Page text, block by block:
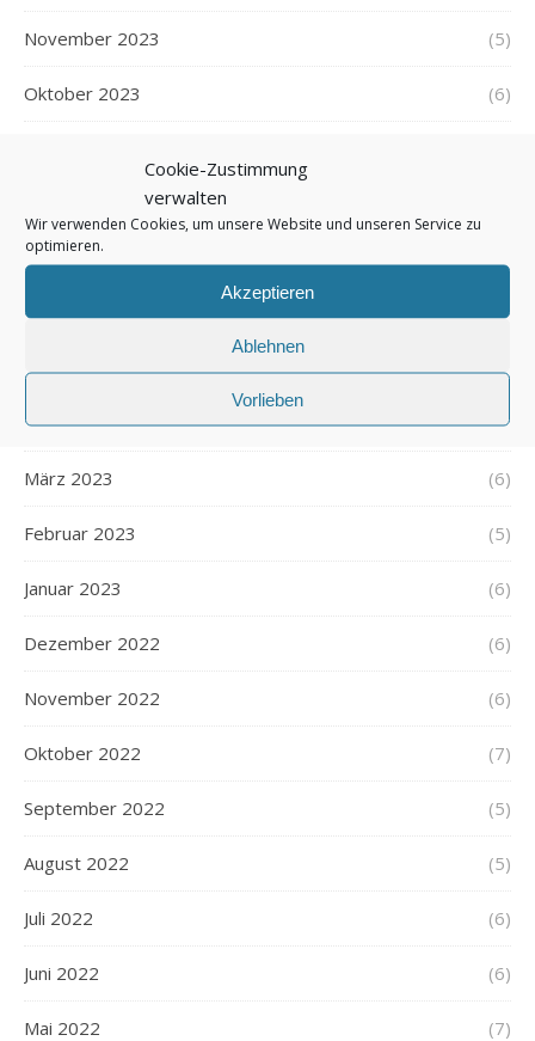
Cookie-Zustimmung
verwalten
Wir verwenden Cookies, um unsere Website und unseren Service zu
optimieren.
Akzeptieren
Ablehnen
Vorlieben
November 2023 (5)
Oktober 2023 (6)
Juli 2023
Juni 2023 (5)
Mai 2023 (7)
April 2023 (4)
März 2023 (6)
Februar 2023 (5)
Januar 2023 (6)
Dezember 2022 (6)
November 2022 (6)
Oktober 2022 (7)
September 2022 (5)
August 2022 (5)
Juli 2022 (6)
Juni 2022 (6)
Mai 2022 (7)